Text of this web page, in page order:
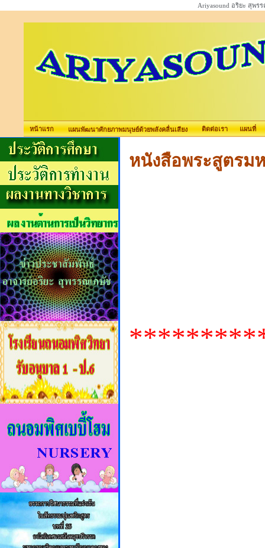
Ariyasound อริยะ สุพ
หน้าแรก แผนพัฒนาศักยภาพมนุษย์ด้วยพลังคลื่นเสียง ติดต่อเรา แผนที่
หนังสือพระสูตรม